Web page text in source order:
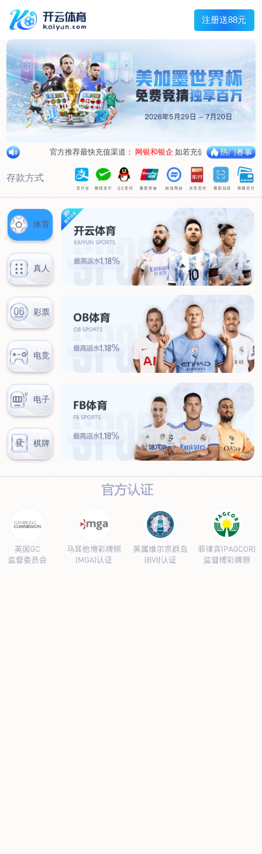
Menu
网站首页
关于我们
产品中心
荣誉资质
厂区设备
人才招聘
新闻中心
销售网点